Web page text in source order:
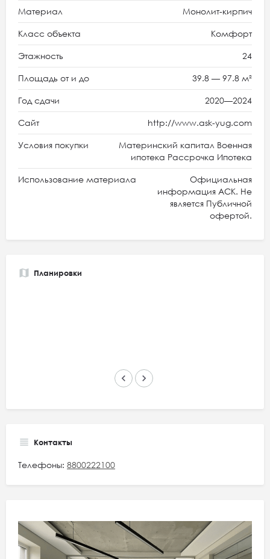
Материал Монолит-кирпич
Класс объекта Комфорт
Этажность 24
Площадь от и до 39.8 — 97.8 м²
Год сдачи 2020—2024
Сайт http://www.ask-yug.com
Условия покупки
Материнский капитал Военная
ипотека Рассрочка Ипотека
Использование материала
Официальная
информация АСК. Не
является Публичной
офертой.
Планировки
keyboard_arrow_left keyboard_arrow_right
Контакты
Телефоны: 8800222100